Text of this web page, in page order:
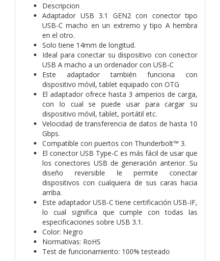
Descripcion
Adaptador USB 3.1 GEN2 con conector tipo
USB-C macho en un extremo y tipo A hembra
en el otro.
Solo tiene 14mm de longitud.
Ideal para conectar su dispositivo con conector
USB A macho a un ordenador con USB-C
Este adaptador también funciona con
dispositivo móvil, tablet equipado con OTG
El adaptador ofrece hasta 3 amperios de carga,
con lo cual se puede usar para cargar su
dispositivo móvil, tablet, portátil etc.
Velocidad de transferencia de datos de hasta 10
Gbps.
Compatible con puertos con Thunderbolt™ 3.
El conector USB Type-C es más fácil de usar que
los conectores USB de generación anterior. Su
diseño reversible le permite conectar
dispositivos con cualquiera de sus caras hacia
arriba.
Este adaptador USB-C tiene certificación USB-IF,
lo cual significa que cumple con todas las
especificaciones sobre USB 3.1.
Color: Negro
Normativas: RoHS
Test de funcionamiento: 100% testeado